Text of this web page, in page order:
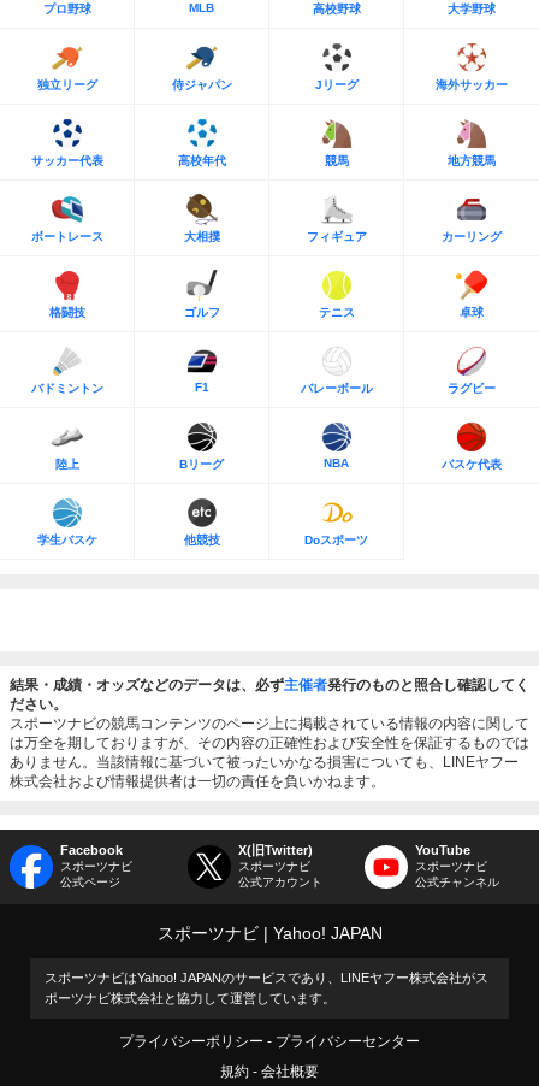
プロ野球 MLB 高校野球 大学野球
独立リーグ 侍ジャパン Jリーグ 海外サッカー
サッカー代表 高校年代 競馬 地方競馬
ボートレース 大相撲 フィギュア カーリング
格闘技 ゴルフ テニス 卓球
バドミントン F1 バレーボール ラグビー
陸上 Bリーグ NBA バスケ代表
学生バスケ 他競技 Doスポーツ
結果・成績・オッズなどのデータは、必ず主催者発行のものと照合し確認してく
ださい。
スポーツナビの競馬コンテンツのページ上に掲載されている情報の内容に関して
は万全を期しておりますが、その内容の正確性および安全性を保証するものでは
ありません。当該情報に基づいて被ったいかなる損害についても、LINEヤフー
株式会社および情報提供者は一切の責任を負いかねます。
Facebook
スポーツナビ
公式ページ
X(旧Twitter)
スポーツナビ
公式アカウント
YouTube
スポーツナビ
公式チャンネル
スポーツナビ Yahoo! JAPAN
スポーツナビはYahoo! JAPANのサービスであり、LINEヤフー株式会社がス
ポーツナビ株式会社と協力して運営しています。
プライバシーポリシー
プライバシーセンター
規約
会社概要